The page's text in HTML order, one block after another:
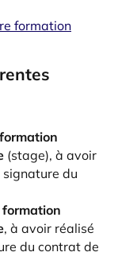
formation
(stage), à avoir
signature du
, à avoir réalisé
du contrat de